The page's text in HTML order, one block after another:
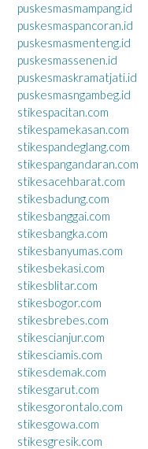
puskesmasmampang.id
puskesmaspancoran.id
puskesmasmenteng.id
puskesmassenen.id
puskesmaskramatjati.id
puskesmasngambeg.id
stikespacitan.com
stikespamekasan.com
stikespandeglang.com
stikespangandaran.com
stikesacehbarat.com
stikesbadung.com
stikesbanggai.com
stikesbangka.com
stikesbanyumas.com
stikesbekasi.com
stikesblitar.com
stikesbogor.com
stikesbrebes.com
stikescianjur.com
stikesciamis.com
stikesdemak.com
stikesgarut.com
stikesgorontalo.com
stikesgowa.com
stikesgresik.com